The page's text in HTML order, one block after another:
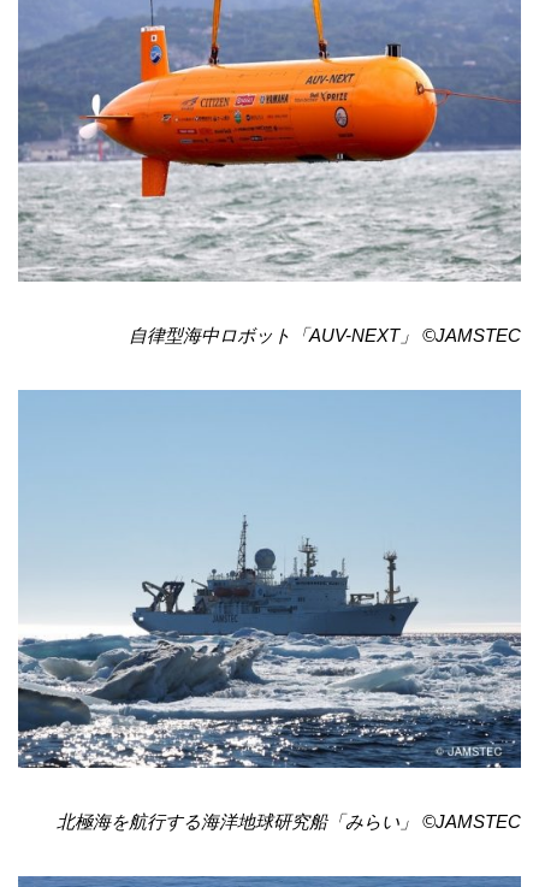
自律型海中ロボット「AUV-NEXT」 ©JAMSTEC
北極海を航行する海洋地球研究船「みらい」 ©JAMSTEC